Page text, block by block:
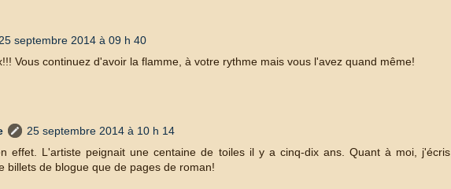
25 septembre 2014 à 09 h 40
Vous continuez d'avoir la flamme, à votre rythme mais vous l'avez quand même!
25 septembre 2014 à 10 h 14
effet. L'artiste peignait une centaine de toiles il y a cinq-dix ans. Quant à moi, j'écris
billets de blogue que de pages de roman!